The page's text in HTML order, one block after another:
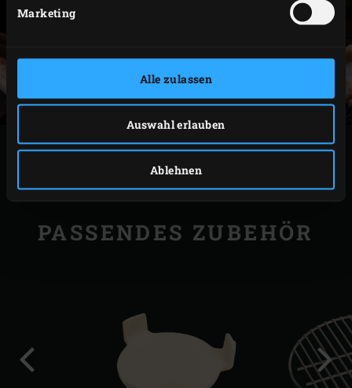
Marketing
Alle zulassen
Auswahl erlauben
Ablehnen
DRUCKEN
PASSENDES ZUBEHÖR